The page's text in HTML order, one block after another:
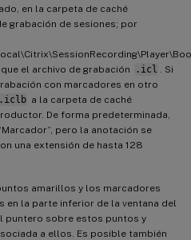
en la carpeta de caché
grabación de sesiones; por
el archivo de grabación
.icl
. Si
con marcadores en otro
.iclb a la carpeta de caché
De forma predeterminada,
pero la anotación se
una extensión de hasta 128
amarillos y los marcadores
en la parte inferior de la ventana del
puntero sobre estos puntos y
a ellos. Es posible también